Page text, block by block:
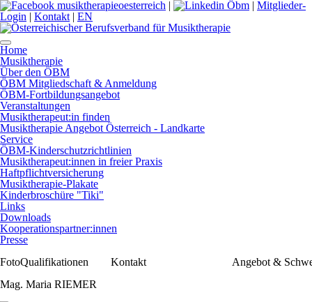
| | Mitglieder-
Login | Kontakt | EN
Home
Musiktherapie
Über den ÖBM
ÖBM Mitgliedschaft & Anmeldung
ÖBM-Fortbildungsangebot
Veranstaltungen
Musiktherapeut:in finden
Musiktherapie Angebot Österreich - Landkarte
Service
ÖBM-Kinderschutzrichtlinien
Musiktherapeut:innen in freier Praxis
Haftpflichtversicherung
Musiktherapie-Plakate
Kinderbroschüre "Tiki"
Links
Downloads
Kooperationspartner:innen
Presse
FotoQualifikationen Kontakt
Angebot &
Mag. Maria RIEMER